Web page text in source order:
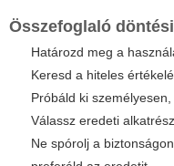
Összefoglaló
Határozd meg a
Keresd a hiteles
Próbáld ki személyesen,
Válassz eredeti
Ne spórolj a